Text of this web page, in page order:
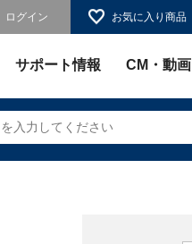
ログイン お気に入り商品
サポート情報 CM・動画